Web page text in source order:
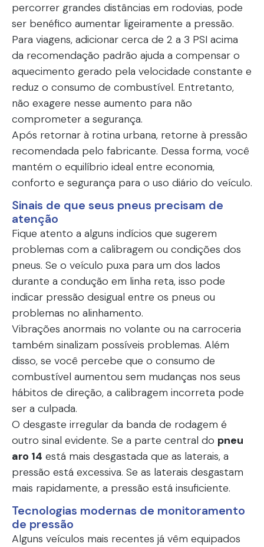
percorrer grandes distâncias em rodovias, pode
ser benéfico aumentar ligeiramente a pressão.
Para viagens, adicionar cerca de 2 a 3 PSI acima
da recomendação padrão ajuda a compensar o
aquecimento gerado pela velocidade constante e
reduz o consumo de combustível. Entretanto,
não exagere nesse aumento para não
comprometer a segurança.
Após retornar à rotina urbana, retorne à pressão
recomendada pelo fabricante. Dessa forma, você
mantém o equilíbrio ideal entre economia,
conforto e segurança para o uso diário do veículo.
Sinais de que seus pneus precisam de
atenção
Fique atento a alguns indícios que sugerem
problemas com a calibragem ou condições dos
pneus. Se o veículo puxa para um dos lados
durante a condução em linha reta, isso pode
indicar pressão desigual entre os pneus ou
problemas no alinhamento.
Vibrações anormais no volante ou na carroceria
também sinalizam possíveis problemas. Além
disso, se você percebe que o consumo de
combustível aumentou sem mudanças nos seus
hábitos de direção, a calibragem incorreta pode
ser a culpada.
O desgaste irregular da banda de rodagem é
outro sinal evidente. Se a parte central do pneu
aro 14 está mais desgastada que as laterais, a
pressão está excessiva. Se as laterais desgastam
mais rapidamente, a pressão está insuficiente.
Tecnologias modernas de monitoramento
de pressão
Alguns veículos mais recentes já vêm equipados